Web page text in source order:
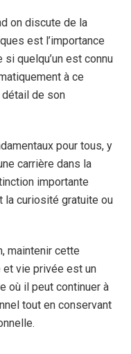
on discute de la
est l’importance
quelqu’un est connu
à ce
détail de son
pour tous, y
carrière dans la
importante
la curiosité gratuite ou
maintenir cette
vie privée est un
où il peut continuer à
tout en conservant